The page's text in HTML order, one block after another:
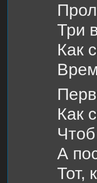
Три
Как
Как
А
Тот,